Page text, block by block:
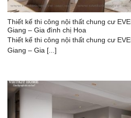
Thiết kế thi công nội thất chung cư
Giang – Gia đình chị Hoa
Thiết kế thi công nội thất chung cư
Giang – Gia [...]